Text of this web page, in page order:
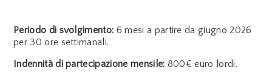
Periodo di svolgimento: 6 mesi a partire da giugno 2026
per 30 ore settimanali.
Indennità di partecipazione mensile: 800€ euro lordi.